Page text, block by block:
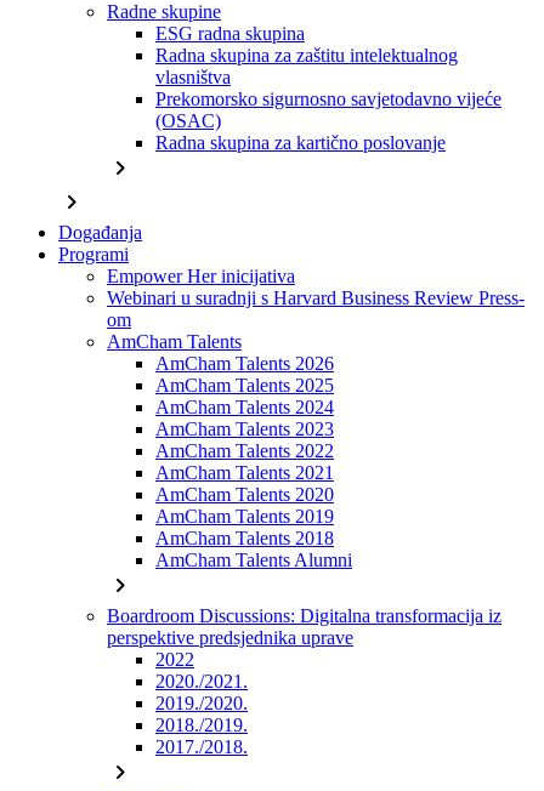
Radne skupine
ESG radna skupina
Radna skupina za zaštitu intelektualnog
vlasništva
Prekomorsko sigurnosno savjetodavno vijeće
(OSAC)
Radna skupina za kartično poslovanje
chevron_right
chevron_right
Događanja
Programi
Empower Her inicijativa
Webinari u suradnji s Harvard Business Review Press-
om
AmCham Talents
AmCham Talents 2026
AmCham Talents 2025
AmCham Talents 2024
AmCham Talents 2023
AmCham Talents 2022
AmCham Talents 2021
AmCham Talents 2020
AmCham Talents 2019
AmCham Talents 2018
AmCham Talents Alumni
chevron_right
Boardroom Discussions: Digitalna transformacija iz
perspektive predsjednika uprave
2022
2020./2021.
2019./2020.
2018./2019.
2017./2018.
chevron_right